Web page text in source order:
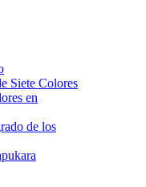
Siete Colores
en
de los